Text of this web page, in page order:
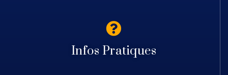
Infos Pratiques